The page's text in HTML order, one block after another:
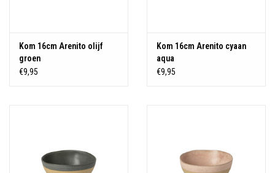
Kom 16cm Arenito olijf
groen
€9,95
Kom 16cm Arenito cyaan
aqua
€9,95